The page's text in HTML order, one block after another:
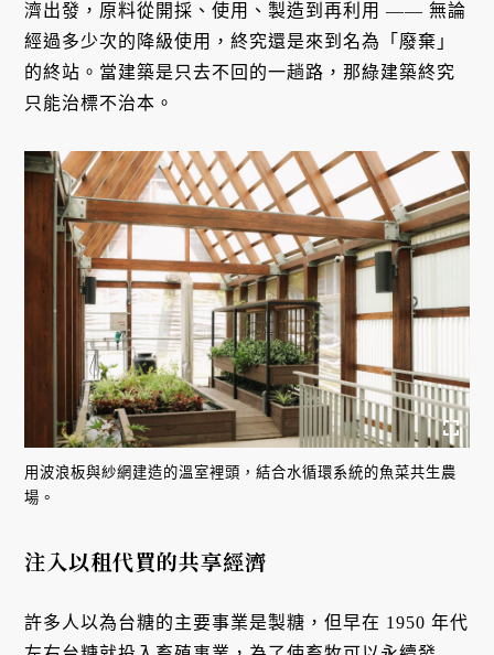
濟出發，原料從開採、使用、製造到再利用 —— 無論
經過多少次的降級使用，終究還是來到名為「廢棄」
的終站。當建築是只去不回的一趟路，那綠建築終究
只能治標不治本。
用波浪板與紗網建造的溫室裡頭，結合水循環系統的魚菜共生農
場。
注入以租代買的共享經濟
許多人以為台糖的主要事業是製糖，但早在 1950 年代